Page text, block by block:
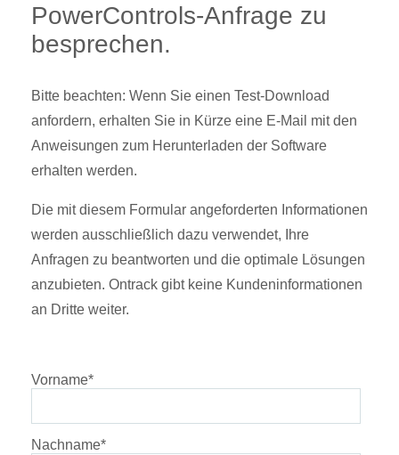
PowerControls-Anfrage zu
besprechen.
Bitte beachten: Wenn Sie einen Test-Download
anfordern, erhalten Sie in Kürze eine E-Mail mit den
Anweisungen zum Herunterladen der Software
erhalten werden.
Die mit diesem Formular angeforderten Informationen
werden ausschließlich dazu verwendet, Ihre
Anfragen zu beantworten und die optimale Lösungen
anzubieten. Ontrack gibt keine Kundeninformationen
an Dritte weiter.
Vorname*
Nachname*